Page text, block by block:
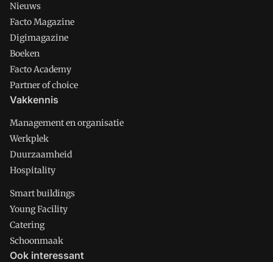
Nieuws
Facto Magazine
Digimagazine
Boeken
Facto Academy
Partner of choice
Vakkennis
Management en organisatie
Werkplek
Duurzaamheid
Hospitality
Smart buildings
Young Facility
Catering
Schoonmaak
Ook interessant